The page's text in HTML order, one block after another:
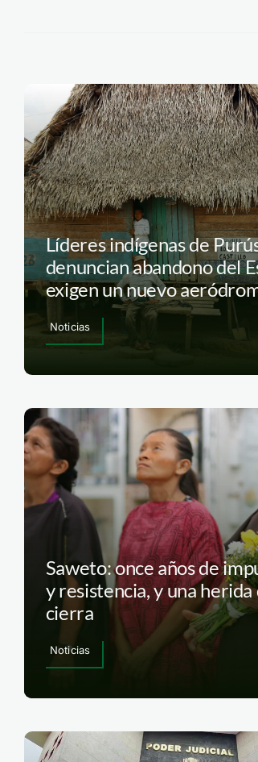
Líderes indígenas de
denuncian abandono del
exigen un nuevo
Noticias
Saweto: once años de
y resistencia, y una herida
cierra
Noticias